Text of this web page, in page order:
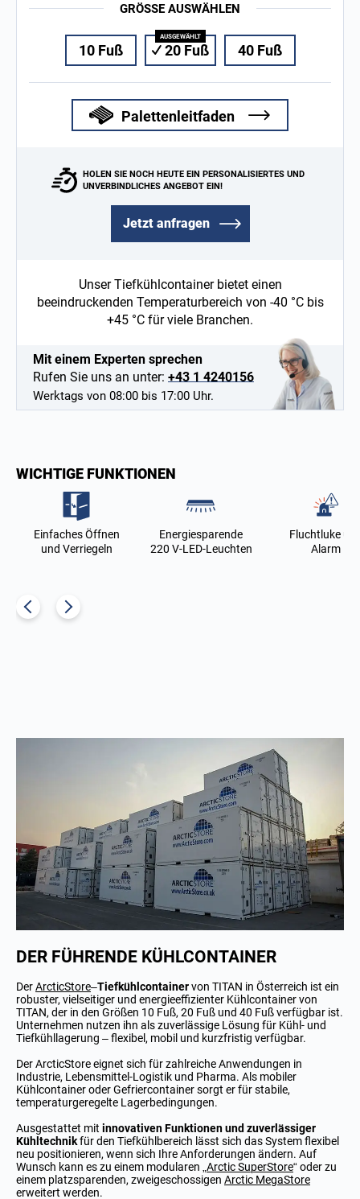
GRÖSSE AUSWÄHLEN
10 Fuß 20 Fuß 40 Fuß
Palettenleitfaden
Jetzt anfragen
HOLEN SIE NOCH HEUTE EIN PERSONALISIERTES UND
UNVERBINDLICHES ANGEBOT EIN!
Unser Tiefkühlcontainer bietet einen
beeindruckenden Temperaturbereich von -40 °C bis
+45 °C für viele Branchen.
Mit einem Experten sprechen
Rufen Sie uns an unter: +43 1 4240156
Werktags von 08:00 bis 17:00 Uhr.
WICHTIGE FUNKTIONEN
Einfaches Öffnen
und Verriegeln
Energiesparende
220 V-LED-Leuchten
Fluchtluke
Alarm
DER FÜHRENDE KÜHLCONTAINER
DerArcticStore–Tiefkühlcontainervon TITAN in Österreich ist ein
robuster, vielseitiger und energieeffizienter Kühlcontainer von
TITAN, der in den Größen 10 Fuß, 20 Fuß und 40 Fuß verfügbar ist.
Unternehmen nutzen ihn als zuverlässige Lösung für Kühl- und
Tiefkühllagerung – flexibel, mobil und kurzfristig verfügbar.
Der ArcticStore eignet sich für zahlreiche Anwendungen in
Industrie, Lebensmittel-Logistik und Pharma. Als mobiler
Kühlcontainer oder Gefriercontainer sorgt er für stabile,
temperaturgeregelte Lagerbedingungen.
Ausgestattet mit innovativen Funktionen und zuverlässiger
Kühltechnikfür den Tiefkühlbereich lässt sich das System flexibel
neu positionieren, wenn sich Ihre Anforderungen ändern. Auf
Wunsch kann es zu einem modularen „Arctic SuperStore“ oder zu
einem platzsparenden, zweigeschossigen Arctic MegaStore
erweitert werden.